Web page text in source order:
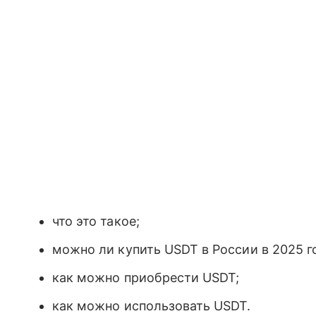
что это такое;
можно ли купить USDT в России в 2025
как можно приобрести USDT;
как можно использовать USDT.